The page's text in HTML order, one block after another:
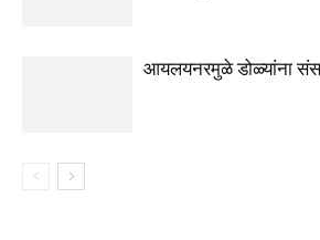
आयलयनरमुळे डोळ्यांना